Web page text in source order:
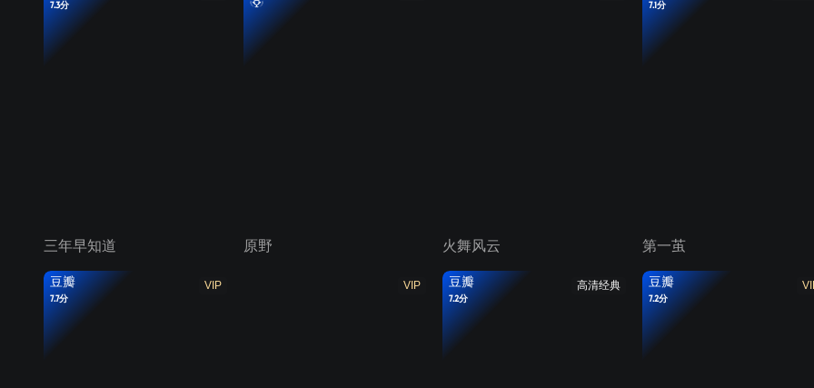
7.3分
三年早知道 原野 火舞风云
7.1分
第一茧
VIP
豆瓣
7.7分
VIP 高清经典
豆瓣
7.2分
豆瓣
7.2分